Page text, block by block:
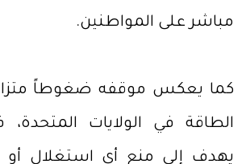
مباشر على المواطنين.
كما يعكس موقفه ضغوطاً
الطاقة في الولايات
يهدف إلى منع أي استغلال